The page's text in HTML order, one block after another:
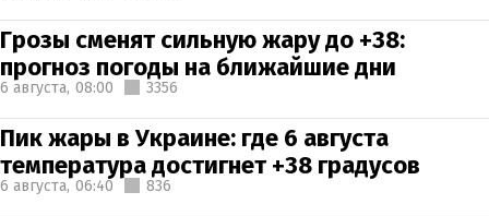
Грозы сменят сильную жару до +38:
прогноз погоды на ближайшие дни
6 августа, 08:00 3356
Пик жары в Украине: где 6 августа
температура достигнет +38 градусов
6 августа, 06:40 836